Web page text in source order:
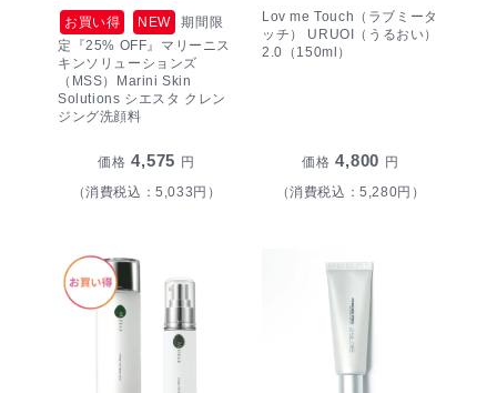
お買い得 NEW
期間限
定『25% OFF』マリーニス
キンソリューションズ
（MSS）Marini Skin
Solutions シエスタ クレン
ジング洗顔料
価格 4,575 円
（消費税込：5,033円）
Lov me Touch（ラブミータ
ッチ） URUOI（うるおい）
2.0（150ml）
価格 4,800 円
（消費税込：5,280円）